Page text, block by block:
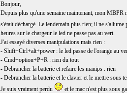
Bonjour,
Depuis plus qu'une semaine maintenant, mon MBPR
s'était déchargé. Le lendemain plus rien; il ne s'allume
heures sur le chargeur le led ne passe pas au vert.
J'ai essayé diverses manipulations mais rien :
- Shift+Ctrl+alt+power : le led passe de l'orange au
- Cmd+option+P+R : rien du tout
- Debrancher la batterie et refaire les manips : rien
- Debrancher la batterie et le clavier et le mettre sous
Je suis vraiment perdu
et le mac n'est plus sous